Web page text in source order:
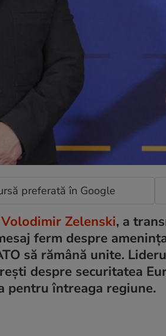
preferată în Google
Volodimir Zelenski, a
ferm despre
să rămână unite.
despre securitatea
pentru întreaga regiune.